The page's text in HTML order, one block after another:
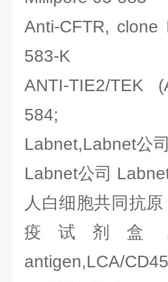
Anti-CFTR,
583-K
ANTI-TIE2/TEK
584;
Labnet,Labnet公
Labnet公司
人白细胞共同抗
疫试剂盒，
antigen,LCA/